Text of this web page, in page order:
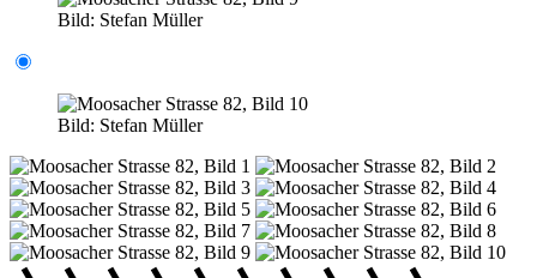
Bild: Stefan Müller
Bild: Stefan Müller